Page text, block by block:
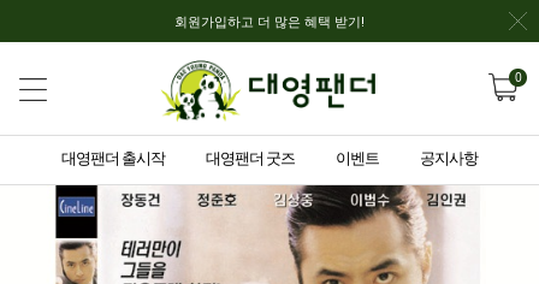
회원가입하고 더 많은 혜택 받기!
0
대영팬더 출시작 대영팬더 굿즈 이벤트 공지사항